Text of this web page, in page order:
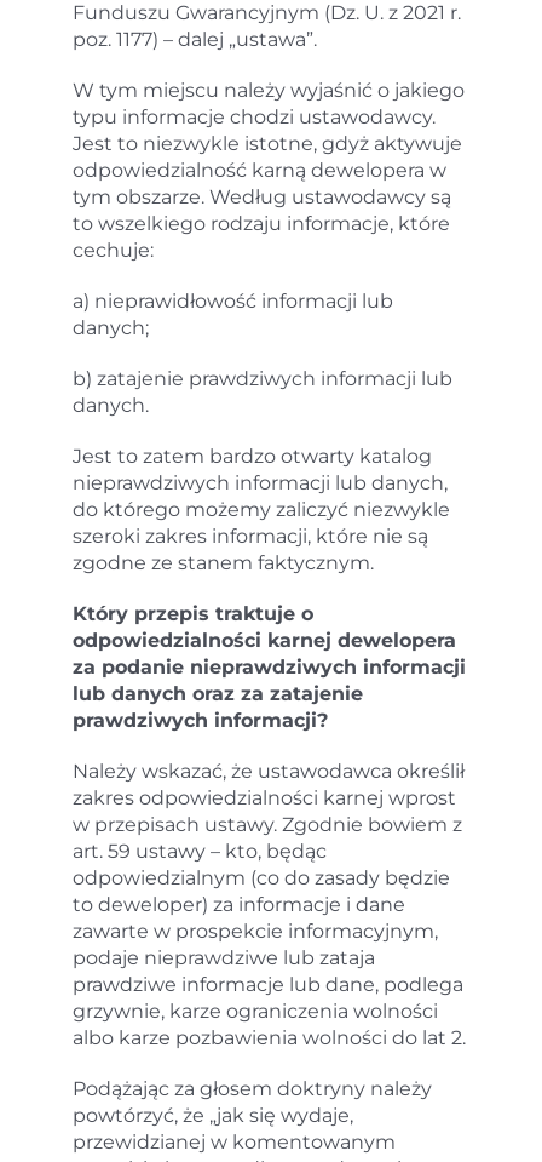
Funduszu Gwarancyjnym (Dz. U. z 2021 r.
poz. 1177) – dalej „ustawa”.
W tym miejscu należy wyjaśnić o jakiego
typu informacje chodzi ustawodawcy.
Jest to niezwykle istotne, gdyż aktywuje
odpowiedzialność karną dewelopera w
tym obszarze. Według ustawodawcy są
to wszelkiego rodzaju informacje, które
cechuje:
a) nieprawidłowość informacji lub
danych;
b) zatajenie prawdziwych informacji lub
danych.
Jest to zatem bardzo otwarty katalog
nieprawdziwych informacji lub danych,
do którego możemy zaliczyć niezwykle
szeroki zakres informacji, które nie są
zgodne ze stanem faktycznym.
Który przepis traktuje o
odpowiedzialności karnej dewelopera
za podanie nieprawdziwych informacji
lub danych oraz za zatajenie
prawdziwych informacji?
Należy wskazać, że ustawodawca określił
zakres odpowiedzialności karnej wprost
w przepisach ustawy. Zgodnie bowiem z
art. 59 ustawy – kto, będąc
odpowiedzialnym (co do zasady będzie
to deweloper) za informacje i dane
zawarte w prospekcie informacyjnym,
podaje nieprawdziwe lub zataja
prawdziwe informacje lub dane, podlega
grzywnie, karze ograniczenia wolności
albo karze pozbawienia wolności do lat 2.
Podążając za głosem doktryny należy
powtórzyć, że „jak się wydaje,
przewidzianej w komentowanym